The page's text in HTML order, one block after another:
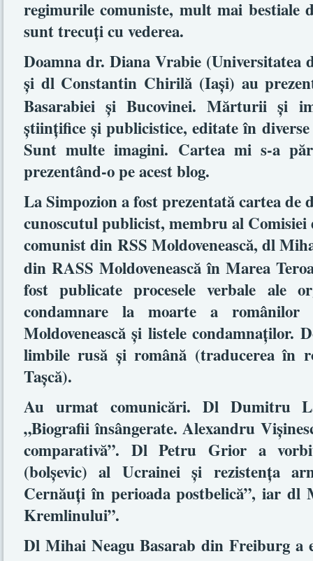
regimurile comuniste, mult mai bestiale
sunt trecuţi cu vederea.
Doamna dr. Diana Vrabie (Universitatea
şi dl Constantin Chirilă (Iaşi) au
Basarabiei şi Bucovinei. Mărturii şi
ştiinţifice şi publicistice, editate în
Sunt multe imagini. Cartea mi s-a
prezentând-o pe acest blog.
La Simpozion a fost prezentată cartea de
cunoscutul publicist, membru al
comunist din RSS Moldovenească, dl
din RASS Moldovenească în Marea
fost publicate procesele verbale ale
condamnare la moarte a
Moldovenească şi listele condamnaţilor.
limbile rusă şi română (traducerea în
Taşcă).
Au urmat comunicări. Dl Dumitru
„Biografii însângerate. Alexandru
comparativă”. Dl Petru Grior a
(bolşevic) al Ucrainei şi rezistenţa
Cernăuţi în perioada postbelică”, iar dl
Kremlinului”.
Dl Mihai Neagu Basarab din Freiburg a